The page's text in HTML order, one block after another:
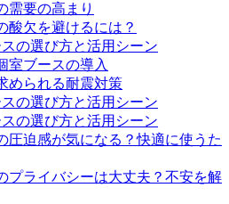
需要の高まり
酸欠を避けるには？
の選び方と活用シーン
室ブースの導入
められる耐震対策
の選び方と活用シーン
の選び方と活用シーン
圧迫感が気になる？快適に使うた
プライバシーは大丈夫？不安を解